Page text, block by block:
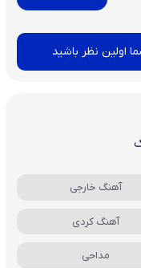
اولین نظر باشید
آهنگ خارجی
آهنگ کردی
مداحی